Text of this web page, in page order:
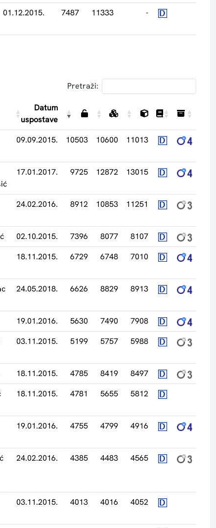
01.12.2015. 7487 11333 -
Pretraži:
Datum
uspostave
09.09.2015. 10503 10600 11013
17.01.2017. 9725 12872 13015
24.02.2016. 8912 10853 11251
02.10.2015. 7396 8077
8107
18.11.2015. 6729 6748 7010
24.05.2018. 6626 8829 8913
19.01.2016. 5630 7490
7908
03.11.2015. 5199 5757 5988
18.11.2015. 4785 8419
8497
18.11.2015. 4781 5655 5812
19.01.2016. 4755 4799 4916
24.02.2016. 4385 4483 4565
03.11.2015. 4013 4016 4052